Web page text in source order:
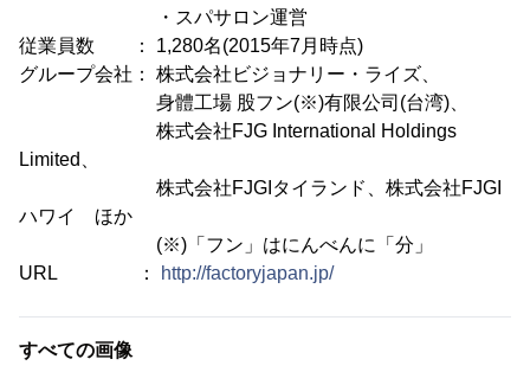
・スパサロン運営
従業員数 ： 1,280名(2015年7月時点)
グループ会社： 株式会社ビジョナリー・ライズ、
身體工場 股フン(※)有限公司(台湾)、
株式会社FJG International Holdings
Limited、
株式会社FJGIタイランド、株式会社FJGI
ハワイ ほか
(※)「フン」はにんべんに「分」
URL ：
http://factoryjapan.jp/
すべての画像